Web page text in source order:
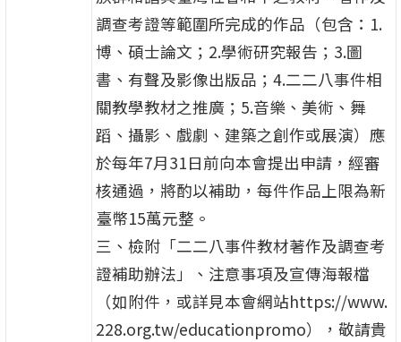
調查考證等範圍所完成的作品（包含：1.
博、碩士論文；2.學術研究報告；3.圖
書、有聲及影像出版品；4.二二八事件相
關教學教材之推廣；5.音樂、美術、舞
蹈、攝影、戲劇、建築之創作或展演）應
於每年7月31日前向本會提出申請，經審
核通過，將酌以補助，每件作品上限為新
臺幣15萬元整。
三、檢附「二二八事件教材著作及調查考
證補助辦法」、注意事項及宣傳海報檔
（如附件，或詳見本會網站https://www.
228.org.tw/educationpromo），敬請貴